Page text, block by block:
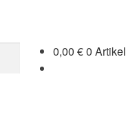
0,00 €0 Artikel